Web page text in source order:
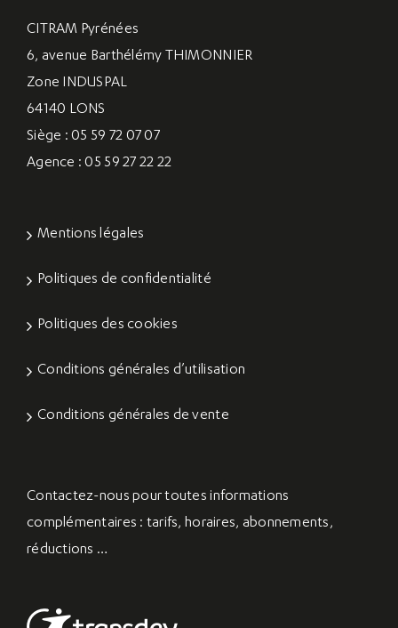
CITRAM Pyrénées
6, avenue Barthélémy THIMONNIER
Zone INDUSPAL
64140 LONS
Siège : 05 59 72 07 07
Agence : 05 59 27 22 22
Mentions légales
Politiques de confidentialité
Politiques des cookies
Conditions générales d’utilisation
Conditions générales de vente
Contactez-nous pour toutes informations
complémentaires : tarifs, horaires, abonnements,
réductions …